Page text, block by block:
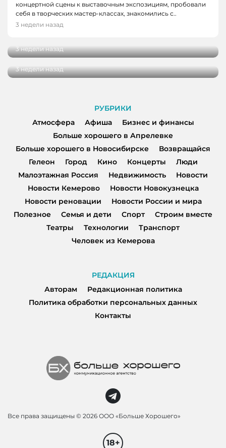
концертной сцены к выставочным экспозициям, пробовали
себя в творческих мастер-классах, знакомились с..
3 недели назад
АФИША, КОНЦЕРТЫ
Выходные 17-19 июля: чем заняться в
3 недели назад
ГОРОД
где хочется задержаться подольше
3 недели назад
РУБРИКИ
Атмосфера
Афиша
Бизнес и финансы
Больше хорошего в Апрелевке
Больше хорошего в Новосибирске
Возвращайся
Гелеон
Город Кино Концерты
Люди
Малоэтажная Россия
Недвижимость
Новости
Новости Кемерово
Новости Новокузнецка
Новости реновации
Новости России и мира
Полезное
Семья и дети Спорт
Строим вместе
Театры
Технологии
Транспорт
Человек из Кемерова
РЕДАКЦИЯ
Авторам
Редакционная политика
Политика обработки персональных данных
Контакты
Все права защищены © 2026 ООО «Больше Хорошего»
18+